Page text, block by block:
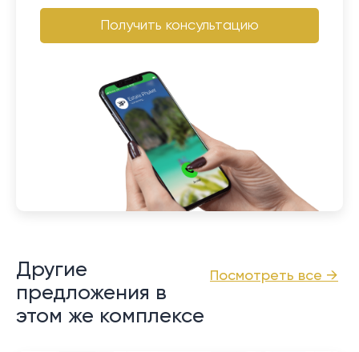
Получить консультацию
Посмотреть все →
Другие
предложения в
этом же комплексе